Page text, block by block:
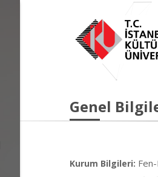
Genel
Kurum Bilgileri: